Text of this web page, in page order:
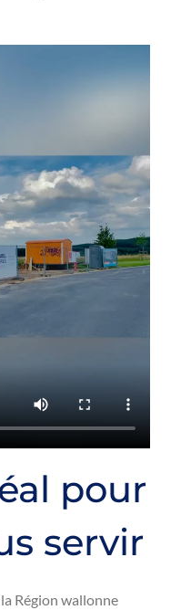
pour
servir
Région wallonne